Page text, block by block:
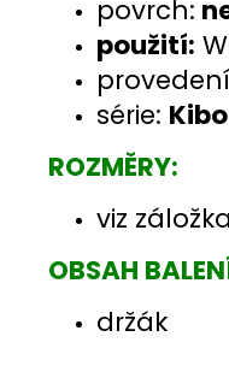
povrch:
použití:
série: Kibo
ROZMĚRY:
viz
OBSAH
držák